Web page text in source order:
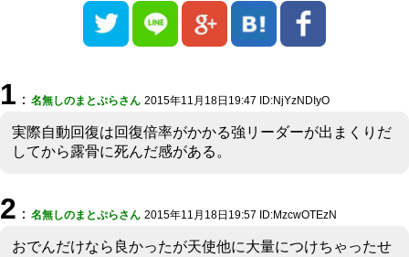
1 ： 名無しのまとぷらさん 2015年11月18日19:47 ID:NjYzNDIyO
実際自動回復は回復倍率がかかる強リーダーが出まくりだ
してから露骨に死んだ感がある。
2 ： 名無しのまとぷらさん 2015年11月18日19:57 ID:MzcwOTEzN
おでんだけなら良かったが天使他に大量につけちゃったせ